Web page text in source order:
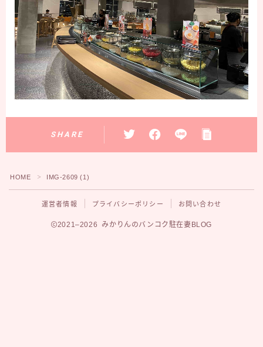
SHARE
HOME ＞ IMG-2609 (1)
運営者情報 プライバシーポリシー お問い合わせ
2021–2026 みかりんのバンコク駐在妻BLOG